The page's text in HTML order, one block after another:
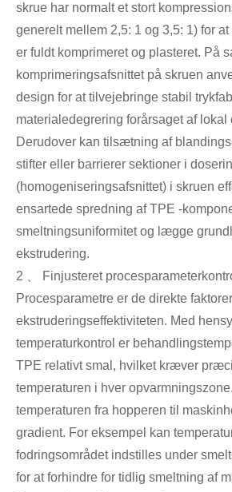
skrue har normalt et stort
generelt mellem 2,5: 1 og 3,5: 1) for
er fuldt komprimeret og plasteret. På
komprimeringsafsnittet på skruen
design for at tilvejebringe stabil
materialedegrering forårsaget af lokal
Derudover kan tilsætning af
stifter eller barrierer sektioner i
(homogeniseringsafsnittet) i skruen
ensartede spredning af TPE -
smeltningsuniformitet og lægge
ekstrudering.
2 、 Finjusteret
Procesparametre er de direkte
ekstruderingseffektiviteten. Med
temperaturkontrol er
TPE relativt smal, hvilket kræver
temperaturen i hver
temperaturen fra hopperen til
gradient. For eksempel kan
fodringsområdet indstilles under
for at forhindre for tidlig smeltning af